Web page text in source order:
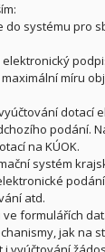
systému pro
míru
dotací
podání.
na KÚOK.
systém
atd.
formulářích dat.
jak na